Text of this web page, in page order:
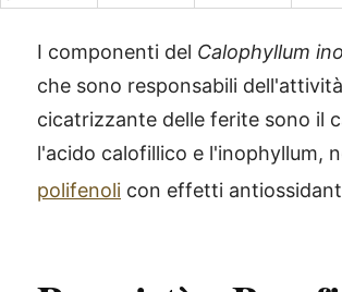
I componenti del Calophyllum
che sono responsabili dell'attività
cicatrizzante delle ferite sono il
l'acido calofillico e l'inophyllum,
polifenoli con effetti